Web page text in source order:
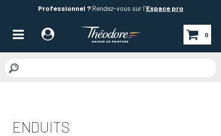
Professionnel ?Rendez-vous sur l'Espace pro
0
ENDUITS